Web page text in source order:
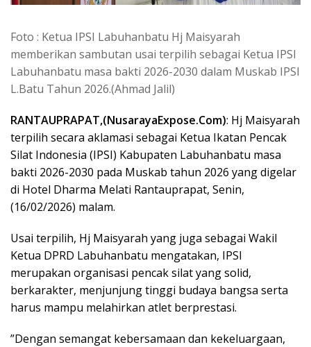
‎Foto : Ketua IPSI Labuhanbatu Hj Maisyarah
memberikan sambutan usai terpilih sebagai Ketua IPSI
Labuhanbatu masa bakti 2026-2030 dalam Muskab IPSI
L.Batu Tahun 2026.(Ahmad Jalil)
‎RANTAUPRAPAT,(NusarayaExpose.Com): Hj Maisyarah
terpilih secara aklamasi sebagai Ketua Ikatan Pencak
Silat Indonesia (IPSI) Kabupaten Labuhanbatu masa
bakti 2026-2030 pada Muskab tahun 2026 yang digelar
di Hotel Dharma Melati Rantauprapat, Senin,
(16/02/2026) malam.
‎Usai terpilih, Hj Maisyarah yang juga sebagai Wakil
Ketua DPRD Labuhanbatu mengatakan, IPSI
merupakan organisasi pencak silat yang solid,
berkarakter, menjunjung tinggi budaya bangsa serta
harus mampu melahirkan atlet berprestasi.
‎”Dengan semangat kebersamaan dan kekeluargaan,